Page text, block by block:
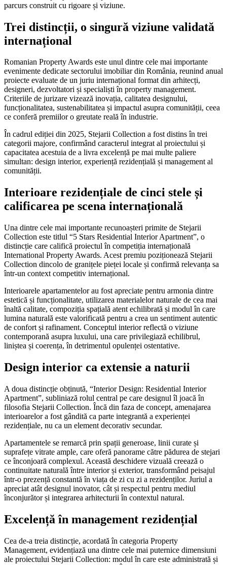
parcurs construit cu rigoare și viziune.
Trei distincții, o singură viziune validată
internațional
Romanian Property Awards este unul dintre cele mai importante
evenimente dedicate sectorului imobiliar din România, reunind anual
proiecte evaluate de un juriu internațional format din arhitecți,
designeri, dezvoltatori și specialiști în property management.
Criteriile de jurizare vizează inovația, calitatea designului,
funcționalitatea, sustenabilitatea și impactul asupra comunității, ceea
ce conferă premiilor o greutate reală în industrie.
În cadrul ediției din 2025, Stejarii Collection a fost distins în trei
categorii majore, confirmând caracterul integrat al proiectului și
capacitatea acestuia de a livra excelență pe mai multe paliere
simultan: design interior, experiență rezidențială și management al
comunității.
Interioare rezidențiale de cinci stele și
calificarea pe scena internațională
Una dintre cele mai importante recunoașteri primite de Stejarii
Collection este titlul “5 Stars Residential Interior Apartment”, o
distincție care califică proiectul în competiția internațională
International Property Awards. Acest premiu poziționează Stejarii
Collection dincolo de granițele pieței locale și confirmă relevanța sa
într-un context competitiv internațional.
Interioarele apartamentelor au fost apreciate pentru armonia dintre
estetică și funcționalitate, utilizarea materialelor naturale de cea mai
înaltă calitate, compoziția spațială atent echilibrată și modul în care
lumina naturală este valorificată pentru a crea un sentiment autentic
de confort și rafinament. Conceptul interior reflectă o viziune
contemporană asupra luxului, una care privilegiază echilibrul,
liniștea și coerența, în detrimentul opulenței ostentative.
Design interior ca extensie a naturii
A doua distincție obținută, “Interior Design: Residential Interior
Apartment”, subliniază rolul central pe care designul îl joacă în
filosofia Stejarii Collection. Încă din faza de concept, amenajarea
interioarelor a fost gândită ca parte integrantă a experienței
rezidențiale, nu ca un element decorativ secundar.
Apartamentele se remarcă prin spații generoase, linii curate și
suprafețe vitrate ample, care oferă panorame către pădurea de stejari
ce înconjoară complexul. Această deschidere vizuală creează o
continuitate naturală între interior și exterior, transformând peisajul
într-o prezență constantă în viața de zi cu zi a rezidenților. Juriul a
apreciat atât designul inovator, cât și respectul pentru mediul
înconjurător și integrarea arhitecturii în contextul natural.
Excelență în management rezidențial
Cea de-a treia distincție, acordată în categoria Property
Management, evidențiază una dintre cele mai puternice dimensiuni
ale proiectului Stejarii Collection: modul în care este administrată și